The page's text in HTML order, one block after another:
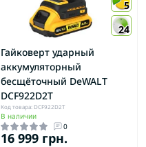
5
24
Гайковерт ударный
аккумуляторный
бесщёточный DeWALT
DCF922D2T
Код товара: DCF922D2T
В наличии
0
16 999 грн.